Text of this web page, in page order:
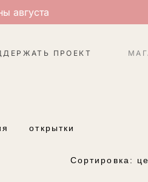
августа
ПРОЕКТ
открытки
Сортировка: